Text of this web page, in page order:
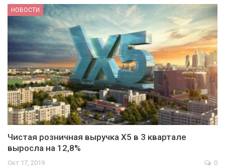
НОВОСТИ
Чистая розничная выручка Х5 в 3 квартале
выросла на 12,8%
Окт 17, 2019 0